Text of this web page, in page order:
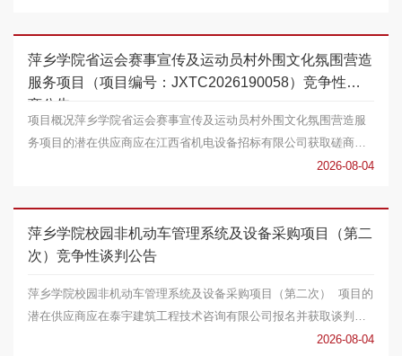
萍乡学院省运会赛事宣传及运动员村外围文化氛围营造
服务项目（项目编号：JXTC2026190058）竞争性磋
商公告
项目概况萍乡学院省运会赛事宣传及运动员村外围文化氛围营造服
务项目的潜在供应商应在江西省机电设备招标有限公司获取磋商文
2026-08-04
萍乡学院校园非机动车管理系统及设备采购项目（第二
次）竞争性谈判公告
萍乡学院校园非机动车管理系统及设备采购项目（第二次） 项目的
潜在供应商应在泰宇建筑工程技术咨询有限公司报名并获取谈判文
2026-08-04